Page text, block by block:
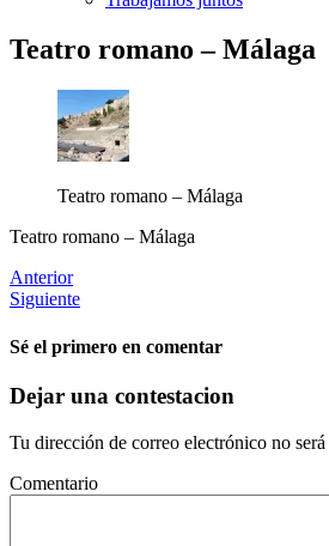
Teatro romano – Málaga
Teatro romano – Málaga
Teatro romano – Málaga
Anterior
Siguiente
Sé el primero en comentar
Dejar una contestacion
Tu dirección de correo electrónico no
Comentario